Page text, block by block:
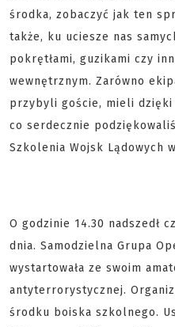
środka, zobaczyć jak ten
także, ku uciesze nas
pokrętłami, guzikami czy
wewnętrznym. Zarówno
przybyli goście, mieli
co serdecznie
Szkolenia Wojsk Lądowych
O godzinie 14.30 nadszedł
dnia. Samodzielna Grupa
wystartowała ze swoim
antyterrorystycznej.
środku boiska szkolnego.